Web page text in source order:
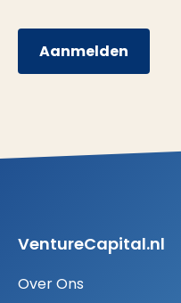
Aanmelden
VentureCapital.nl
Over Ons